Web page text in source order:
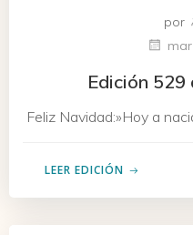
por
Edición 529
Feliz Navidad:»Hoy a
LEER EDICIÓN